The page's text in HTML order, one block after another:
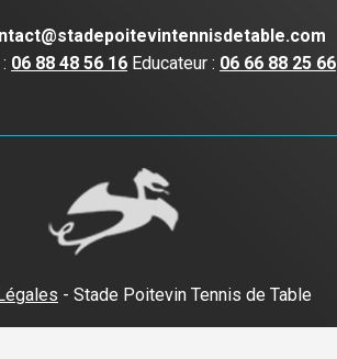
06 88 48 56 16 Educateur : 06 66 88 25 66
- Stade Poitevin Tennis de Table